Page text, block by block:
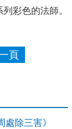
彩色的法師。
頁
處除三害》